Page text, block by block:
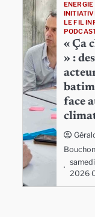
ENERGIE
LE FIL
« Ça
» : des
face
Bouchon
2026